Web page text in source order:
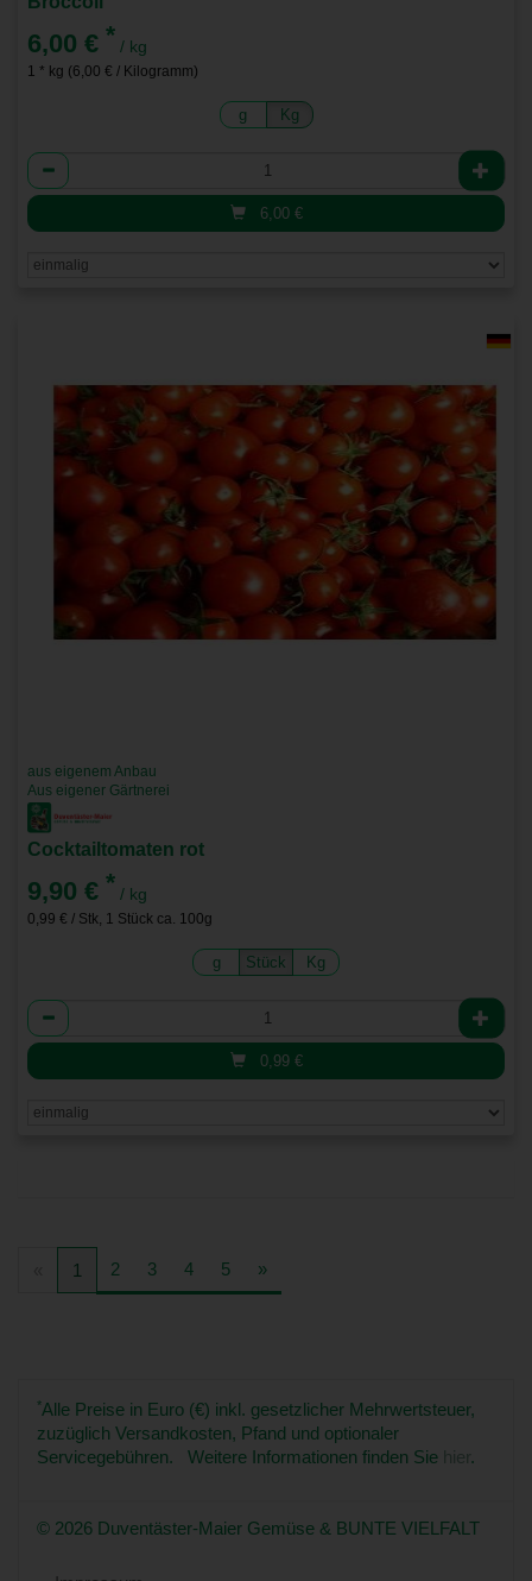
6,00 € * / kg
1 * kg (6,00 € / Kilogramm)
g Kg
Anzahl
6,00 €
aus eigenem Anbau
Aus eigener Gärtnerei
Cocktailtomaten rot
9,90 € * / kg
0,99 € / Stk, 1 Stück ca. 100g
g Stück Kg
Anzahl
0,99 €
1 2 3 4 5 »
*Alle Preise in Euro (€) inkl. gesetzlicher Mehrwertsteuer,
zuzüglich Versandkosten, Pfand und optionaler
Servicegebühren. Weitere Informationen finden Sie hier.
© 2026 Duventäster-Maier Gemüse & BUNTE VIELFALT